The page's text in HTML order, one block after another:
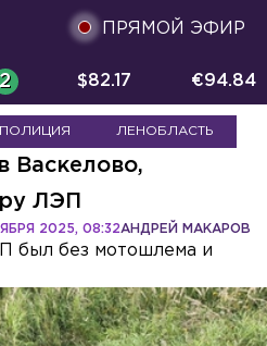
ПРЯМОЙ ЭФИР
2 $82.17 €94.84
ПОЛИЦИЯ ЛЕНОБЛАСТЬ
Васкелово,
ЛЭП
АНДРЕЙ МАКАРОВ
2025, 08:32
был без мотошлема и